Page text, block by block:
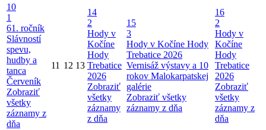
10
1
61. ročník
Slávností
spevu,
hudby a
tanca
Červeník
Zobraziť
všetky
záznamy z
dňa
11 12 13
14
2
Hody v
Kočíne
Hody
Trebatice
2026
Zobraziť
všetky
záznamy
z dňa
15
3
Hody v Kočíne Hody
Trebatice 2026
Vernisáž výstavy a 10
rokov Malokarpatskej
galérie
Zobraziť všetky
záznamy z dňa
16
2
Hody v
Kočíne
Hody
Trebatice
2026
Zobraziť
všetky
záznamy z
dňa